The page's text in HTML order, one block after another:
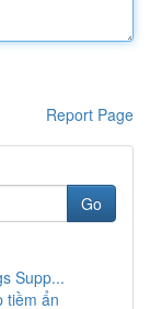
Report Page
Go
Supp...
tiềm ẩn